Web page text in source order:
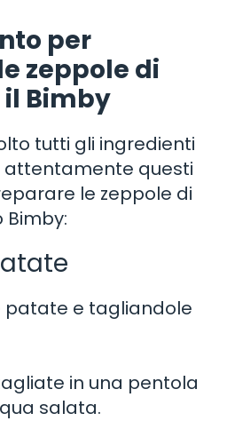
per
zeppole di
Bimby
tutti gli ingredienti
attentamente questi
le zeppole di
patate e tagliandole
in una pentola
salata.